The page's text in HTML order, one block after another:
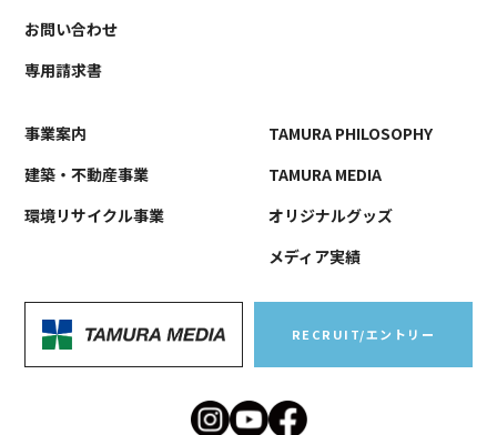
お問い合わせ
専用請求書
事業案内
建築・不動産事業
環境リサイクル事業
TAMURA PHILOSOPHY
TAMURA MEDIA
オリジナルグッズ
メディア実績
RECRUIT/エントリー